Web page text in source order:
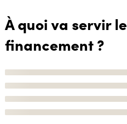
À quoi va servir le
financement ?